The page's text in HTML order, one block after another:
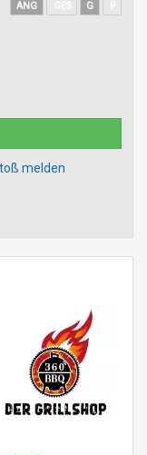
ANG G
melden